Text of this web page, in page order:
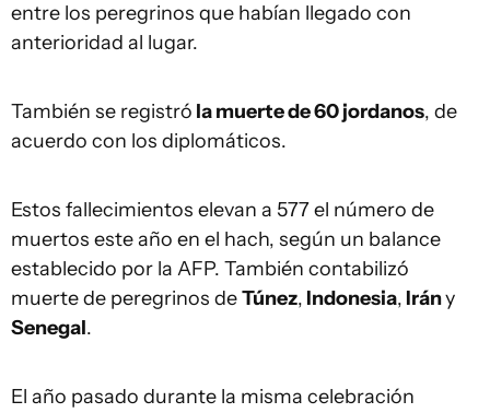
entre los peregrinos que habían llegado con
anterioridad al lugar.
También se registró la muerte de 60 jordanos, de
acuerdo con los diplomáticos.
Estos fallecimientos elevan a 577 el número de
muertos este año en el hach, según un balance
establecido por la AFP. También contabilizó
muerte de peregrinos deTúnez, Indonesia, Irány
Senegal.
El año pasado durante la misma celebración